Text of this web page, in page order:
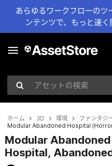
あらゆるワークフローのツ
ンテンツで、もっと速
アセットの検索
ホーム 3D 環境
ファンタジ
Modular
Hospital,